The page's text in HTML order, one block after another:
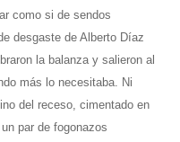
como si de sendos
desgaste de Alberto Díaz
la balanza y salieron al
más lo necesitaba. Ni
del receso, cimentado en
par de fogonazos